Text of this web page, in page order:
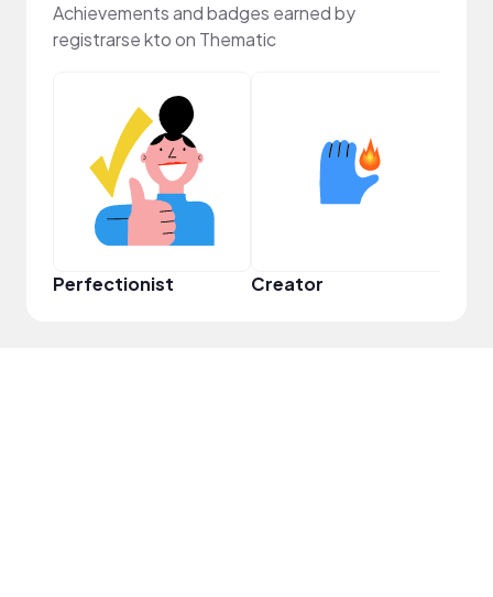
Achievements and badges earned by
registrarse kto on Thematic
Perfectionist Creator